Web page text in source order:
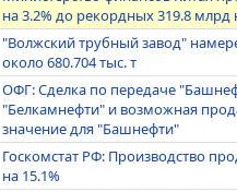
на 3.2% до рекордных 319.8
"Волжский трубный завод"
около 680.704 тыс. т
ОФГ: Сделка по передаче
"Белкамнефти" и возможная
значение для "Башнефти"
Госкомстат РФ: Производство
на 15.1%